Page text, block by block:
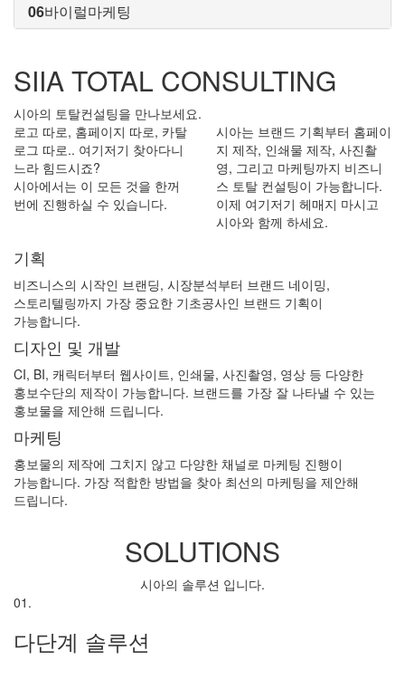
06바이럴마케팅
SIIA TOTAL CONSULTING
시아의 토탈컨설팅을 만나보세요.
로고 따로, 홈페이지 따로, 카탈
로그 따로.. 여기저기 찾아다니
느라 힘드시죠?
시아에서는 이 모든 것을 한꺼
번에 진행하실 수 있습니다.
시아는 브랜드 기획부터 홈페이
지 제작, 인쇄물 제작, 사진촬
영, 그리고 마케팅까지 비즈니
스 토탈 컨설팅이 가능합니다.
이제 여기저기 헤매지 마시고
시아와 함께 하세요.
기획
비즈니스의 시작인 브랜딩, 시장분석부터 브랜드 네이밍,
스토리텔링까지 가장 중요한 기초공사인 브랜드 기획이
가능합니다.
디자인 및 개발
CI, BI, 캐릭터부터 웹사이트, 인쇄물, 사진촬영, 영상 등 다양한
홍보수단의 제작이 가능합니다. 브랜드를 가장 잘 나타낼 수 있는
홍보물을 제안해 드립니다.
마케팅
홍보물의 제작에 그치지 않고 다양한 채널로 마케팅 진행이
가능합니다. 가장 적합한 방법을 찾아 최선의 마케팅을 제안해
드립니다.
SOLUTIONS
시아의 솔루션 입니다.
01.
다단계 솔루션